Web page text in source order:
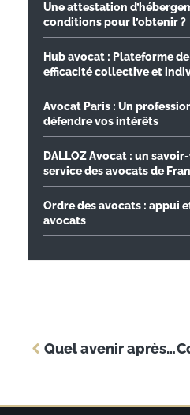
Une attestation
conditions pour l’obtenir ?
Hub avocat : Plateforme
efficacité collective et
Avocat Paris : Un
défendre vos intérêts
DALLOZ Avocat : un
service des avocats de
Ordre des avocats : appui
avocats
Quel avenir après le bac ? Le Bachelor Management à Paris, une option rassurante